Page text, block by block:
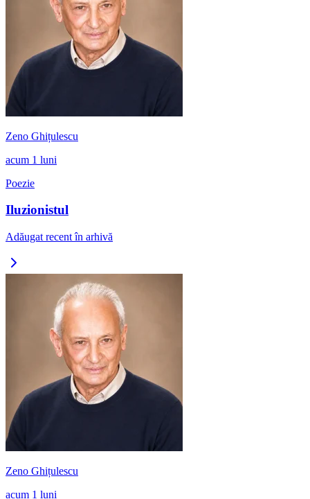
Zeno Ghițulescu
acum 1 luni
Poezie
Iluzionistul
Adăugat recent în arhivă
Zeno Ghițulescu
acum 1 luni